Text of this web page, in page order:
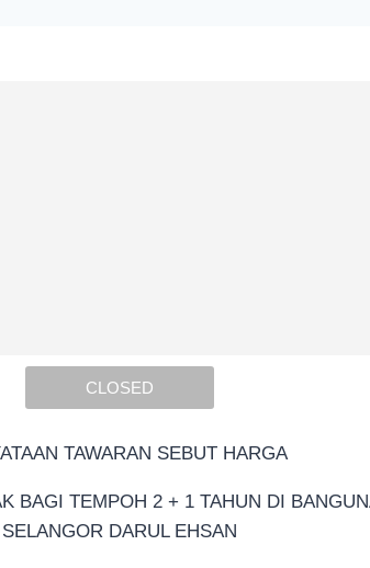
CLOSED
TAWARAN SEBUT HARGA
BAGI TEMPOH 2 + 1 TAHUN DI
SELANGOR DARUL EHSAN